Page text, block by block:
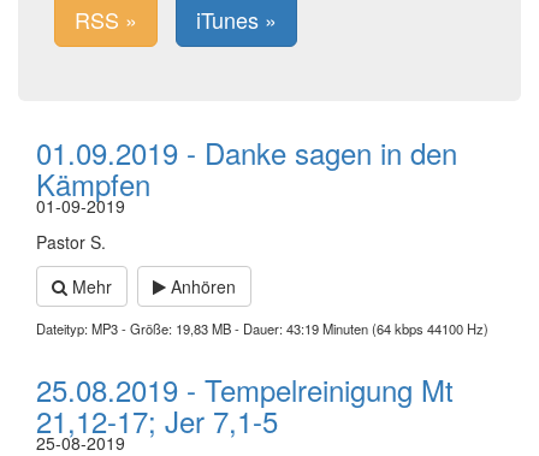
RSS » iTunes »
01.09.2019 - Danke sagen in den
Kämpfen
01-09-2019
Pastor S.
Mehr
Anhören
Dateityp: MP3 - Größe: 19,83 MB - Dauer: 43:19 Minuten (64 kbps 44100 Hz)
25.08.2019 - Tempelreinigung Mt
21,12-17; Jer 7,1-5
25-08-2019